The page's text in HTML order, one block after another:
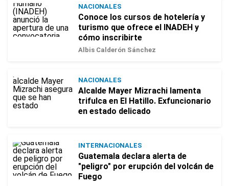
NACIONALES
Conoce los cursos de hotelería y
turismo que ofrece el INADEH y
cómo inscribirte
Albis Calderón Sánchez
NACIONALES
Alcalde Mayer Mizrachi lamenta
trifulca en El Hatillo. Exfuncionario
en estado delicado
INTERNACIONALES
Guatemala declara alerta de
"peligro" por erupción del volcán de
Fuego